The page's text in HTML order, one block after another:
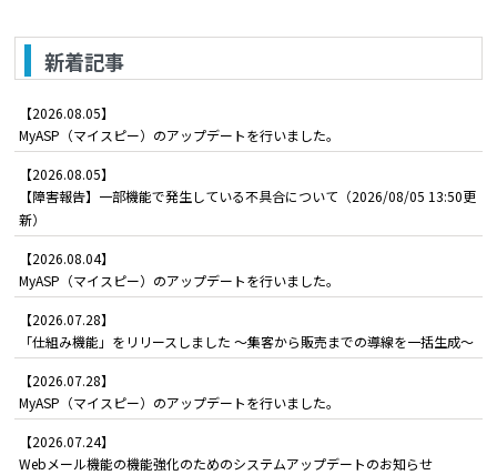
新着記事
【2026.08.05】
MyASP（マイスピー）のアップデートを行いました。
【2026.08.05】
【障害報告】一部機能で発生している不具合について（2026/08/05 13:50更
新）
【2026.08.04】
MyASP（マイスピー）のアップデートを行いました。
【2026.07.28】
「仕組み機能」をリリースしました ～集客から販売までの導線を一括生成～
【2026.07.28】
MyASP（マイスピー）のアップデートを行いました。
【2026.07.24】
Webメール機能の機能強化のためのシステムアップデートのお知らせ